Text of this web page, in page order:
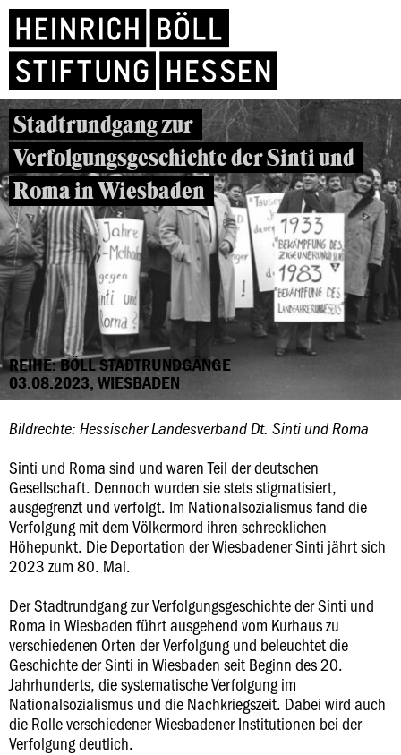
Stadtrundgang zur
Verfolgungsgeschichte der Sinti und
Roma in Wiesbaden
REIHE: BÖLL STADTRUNDGÄNGE
03.08.2023, WIESBADEN
Bildrechte: Hessischer Landesverband Dt. Sinti und Roma
Sinti und Roma sind und waren Teil der deutschen
Gesellschaft. Dennoch wurden sie stets stigmatisiert,
ausgegrenzt und verfolgt. Im Nationalsozialismus fand die
Verfolgung mit dem Völkermord ihren schrecklichen
Höhepunkt. Die Deportation der Wiesbadener Sinti jährt sich
2023 zum 80. Mal.
Der Stadtrundgang zur Verfolgungsgeschichte der Sinti und
Roma in Wiesbaden führt ausgehend vom Kurhaus zu
verschiedenen Orten der Verfolgung und beleuchtet die
Geschichte der Sinti in Wiesbaden seit Beginn des 20.
Jahrhunderts, die systematische Verfolgung im
Nationalsozialismus und die Nachkriegszeit. Dabei wird auch
die Rolle verschiedener Wiesbadener Institutionen bei der
Verfolgung deutlich.